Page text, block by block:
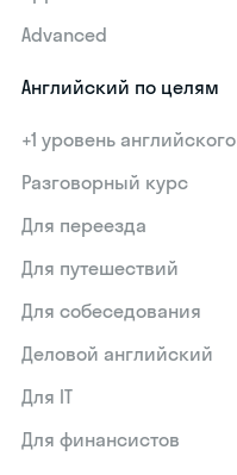
Advanced
Английский по целям
+1 уровень английского
Разговорный курс
Для переезда
Для путешествий
Для собеседования
Деловой английский
Для IT
Для финансистов